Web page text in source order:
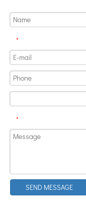
Actualmente, la
*
*
SEND MESSAGE